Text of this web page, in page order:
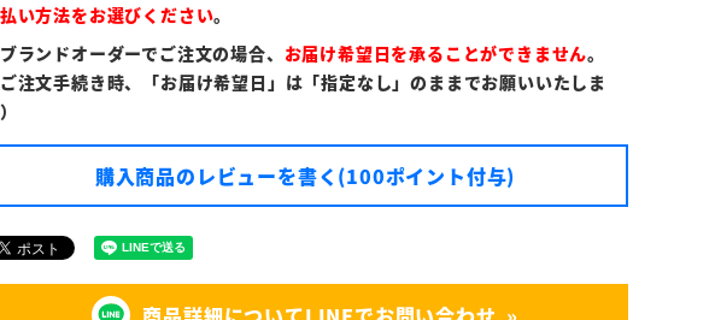
い方法をお選びください。
ランドオーダーでご注文の場合、 お届け希望日を承ることができません。
ご注文手続き時、「お届け希望日」は「指定なし」のままでお願いいたしま
購入商品のレビューを書く(100ポイント付与)